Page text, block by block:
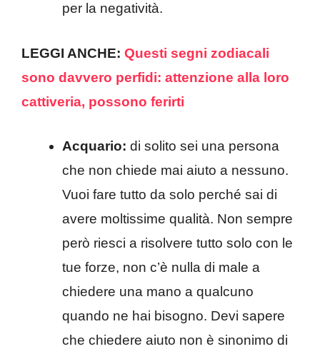
per la negatività.
LEGGI ANCHE: Questi segni zodiacali
sono davvero perfidi: attenzione alla loro
cattiveria, possono ferirti
Acquario: di solito sei una persona
che non chiede mai aiuto a nessuno.
Vuoi fare tutto da solo perché sai di
avere moltissime qualità. Non sempre
però riesci a risolvere tutto solo con le
tue forze, non c’è nulla di male a
chiedere una mano a qualcuno
quando ne hai bisogno. Devi sapere
che chiedere aiuto non è sinonimo di